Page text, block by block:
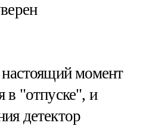
момент
в "отпуске", и
детектор